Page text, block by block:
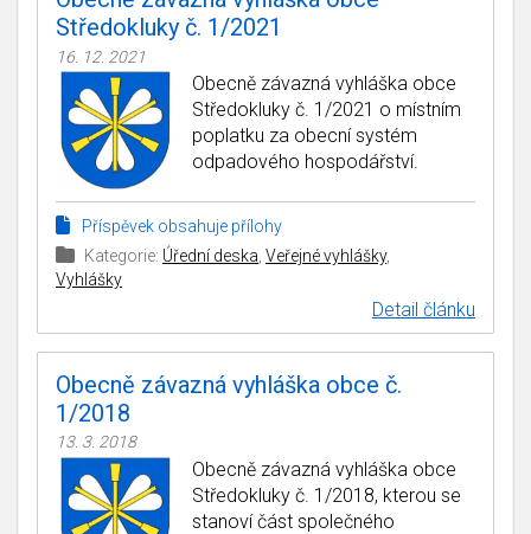
Středokluky č. 1/2021
16. 12. 2021
Obecně závazná vyhláška obce
Středokluky č. 1/2021 o místním
poplatku za obecní systém
odpadového hospodářství.
Příspěvek obsahuje přílohy
Kategorie: Úřední deska, Veřejné vyhlášky,
Vyhlášky
Detail článku
Obecně závazná vyhláška obce č.
1/2018
13. 3. 2018
Obecně závazná vyhláška obce
Středokluky č. 1/2018, kterou se
stanoví část společného